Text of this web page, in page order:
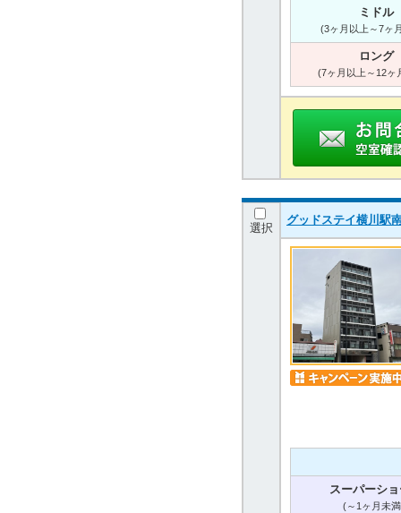
ミドル
(3ヶ月以上～7ヶ
ロング
(7ヶ月以上～12ヶ
選択
グッドステイ横川駅
スーパーシ
(～1ヶ月未